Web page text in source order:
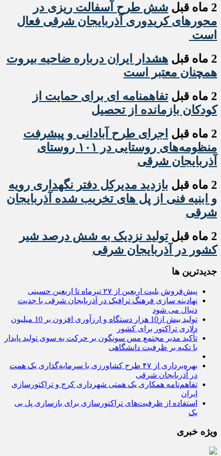
2 ماه قبل
شش طرح آسفالت ریزی در
محورهای کریدوری آذربایجان شرقی فعال
است
2 ماه قبل
هشدار ایران درباره ضاحیه بیروت
همچنان معتبر است
2 ماه قبل
تفاهمنامه ای برای حمایت از
کودکان بازمانده از تحصیل
2 ماه قبل
اجرای طرح آبادانی و پیشرفت
منظومه‌های روستایی در ۱۰۱ روستای
آذربایجان شرقی
2 ماه قبل
بازدید مدیرکل دفتر نگهداری رویه
و ابنیه فنی از پل های تخریب شده آذربایجان
شرقی
2 ماه قبل
تولید نزدیک به شش درصد شیر
کشور در آذربایجان شرقی
جديدترين ها
پیش‌فروش بلیت اربعین از ۲۷ تیرماه تا اربعین حسینی
نهادینه سازی فرهنگ ترافیک در آذربایجان شرقی با جدیت
دنبال می شود
تولید بیش از10 هزار دستگاه و ارزآوری افزون بر 10 میلیون
دلاری تراکتور برای کشور
تأکید مدیر مجتمع مس سونگون بر حرکت به سوی تولید پایدار
با تکیه بر ظرفیت دانشگاهی
بهره‌برداری از ۴۷ طرح کشاورزی با سرمایه‌گذاری یک همت
در آذربایجان شرقی
تفاهم‌نامه همکاری یک همتی شهرداری کرج و تراکتورسازی
ایران
استفاده از ظرفیت‌های تراکتورسازی برای بازسازی پل بی
یک
ویژه خبری